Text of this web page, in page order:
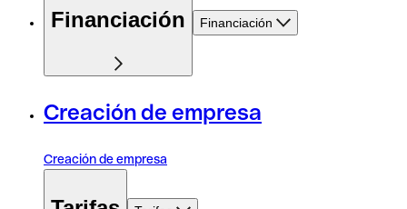
Financiación Financiación
Creación de empresa
Creación de empresa